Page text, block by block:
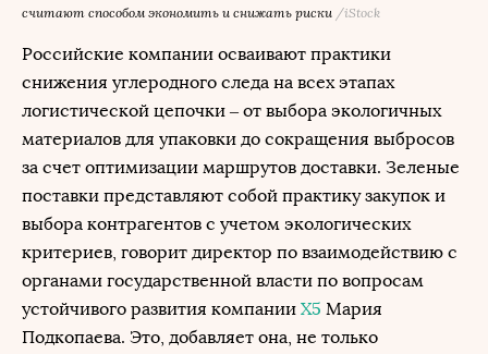
считают способом экономить и снижать риски /iStock
Российские компании осваивают практики
снижения углеродного следа на всех этапах
логистической цепочки – от выбора экологичных
материалов для упаковки до сокращения выбросов
за счет оптимизации маршрутов доставки. Зеленые
поставки представляют собой практику закупок и
выбора контрагентов с учетом экологических
критериев, говорит директор по взаимодействию с
органами государственной власти по вопросам
устойчивого развития компании X5 Мария
Подкопаева. Это, добавляет она, не только